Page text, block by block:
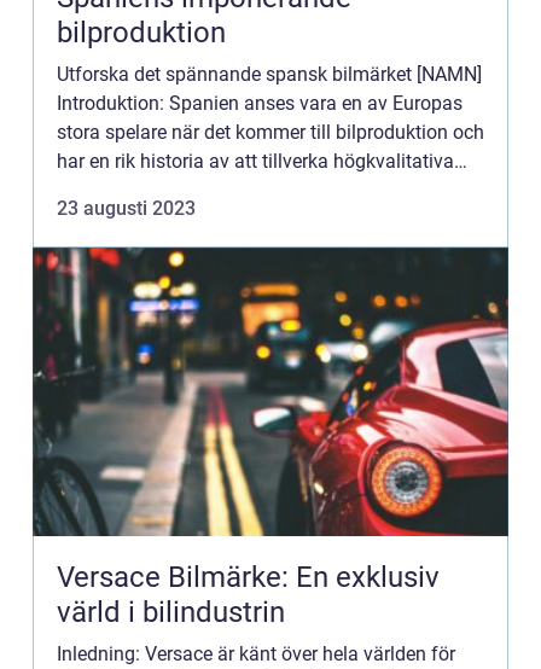
bilproduktion
Utforska det spännande spansk bilmärket [NAMN]
Introduktion: Spanien anses vara en av Europas
stora spelare när det kommer till bilproduktion och
har en rik historia av att tillverka högkvalitativa
vu...
23 augusti 2023
Versace Bilmärke: En exklusiv
värld i bilindustrin
Inledning: Versace är känt över hela världen för